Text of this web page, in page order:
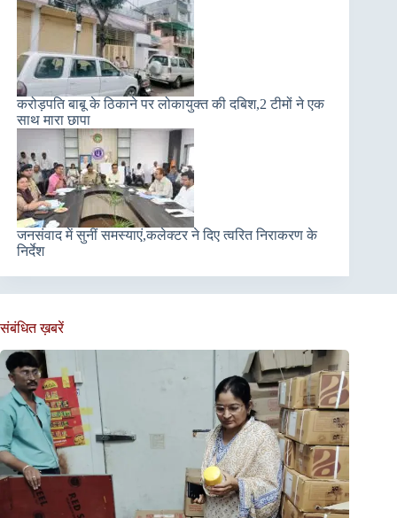
करोड़पति बाबू के ठिकाने पर लोकायुक्त की दबिश,2 टीमों ने एक
साथ मारा छापा
जनसंवाद में सुनीं समस्याएं,कलेक्टर ने दिए त्वरित निराकरण के
निर्देश
संबंधित ख़बरें